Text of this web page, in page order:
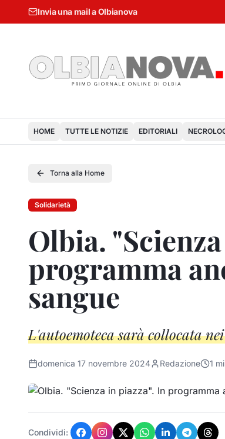
Invia una mail a Olbianova
HOME TUTTE LE NOTIZIE EDITORIALI
Torna alla Home
Solidarietà
Olbia.
programma
sangue
L'autoemoteca sarà collocata
domenica 17 novembre 2024 Redazione 1
Condividi: